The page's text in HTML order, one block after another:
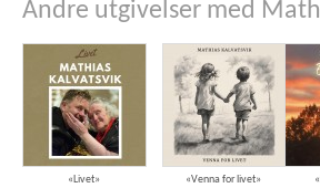
Andre utgivelser med
«Livet»
«Venna for livet»